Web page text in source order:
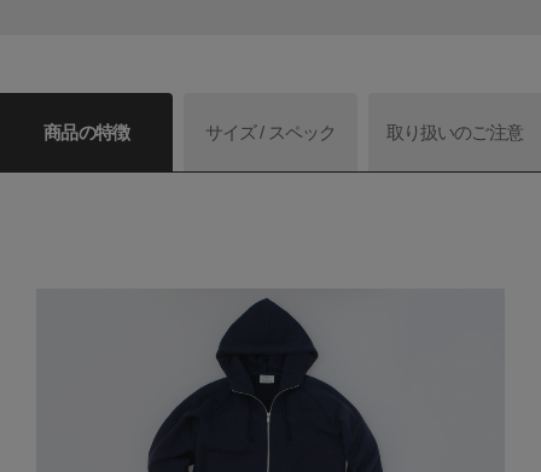
商品の特徴 サイズ / スペック 取り扱いのご注意